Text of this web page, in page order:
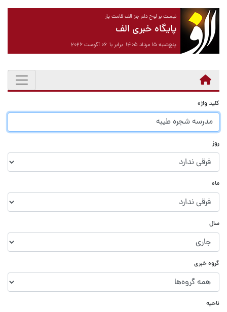
نیست بر لوح دلم جز الف قامت یار
پایگاه خبری الف
پنج‌شنبه ۱۵ مرداد ۱۴۰۵ برابر با ۰۶ آگوست ۲۰۲۶
کلید واژه
روز
ماه
سال
گروه خبری
ناحیه